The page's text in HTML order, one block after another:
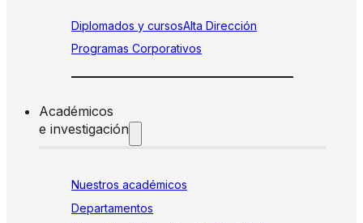
Diplomados y cursosAlta Dirección
Programas Corporativos
Académicos
e investigación
Nuestros académicos
Departamentos